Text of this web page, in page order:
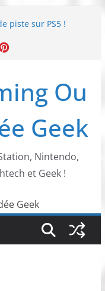
piste sur PS5 !
l’arcade est de
Turtle Beach X
Ou
Geek
Nintendo,
et Geek !